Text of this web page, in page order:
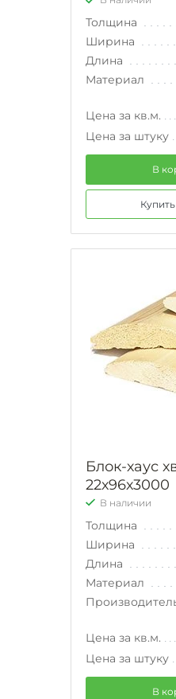
Толщина
Ширина
Длина
Материал
Цена за кв.м.
Цена за штуку
В
Блок-хаус
22х96х3000
В наличии
Толщина
Ширина
Длина
Материал
Цена за кв.м.
Цена за штуку
В